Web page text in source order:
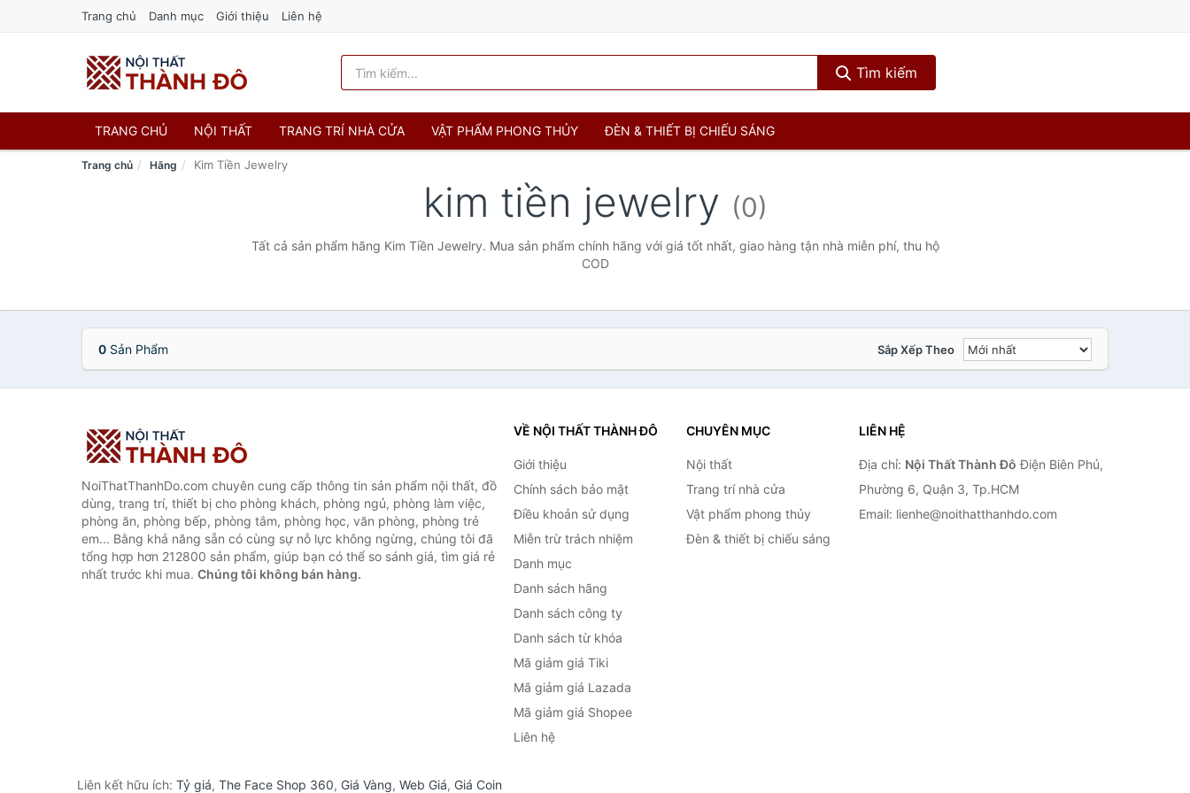
Trang chủ Danh mục Giới thiệu Liên hệ
Tìm kiếm
TRANG CHỦ NỘI THẤT TRANG TRÍ NHÀ CỬA VẬT PHẨM PHONG THỦY ĐÈN & THIẾT BỊ CHIẾU SÁNG
Trang chủ Hãng Kim Tiền Jewelry
kim tiền jewelry (0)
Tất cả sản phẩm hãng Kim Tiền Jewelry. Mua sản phẩm chính hãng với giá tốt nhất, giao hàng tận nhà miễn phí, thu hộ
COD
0 Sản Phẩm Sắp Xếp Theo
NoiThatThanhDo.com chuyên cung cấp thông tin sản phẩm nội thất, đồ
dùng, trang trí, thiết bị cho phòng khách, phòng ngủ, phòng làm việc,
phòng ăn, phòng bếp, phòng tắm, phòng học, văn phòng, phòng trẻ
em... Bằng khả năng sẵn có cùng sự nỗ lực không ngừng, chúng tôi đã
tổng hợp hơn 212800 sản phẩm, giúp bạn có thể so sánh giá, tìm giá rẻ
nhất trước khi mua. Chúng tôi không bán hàng.
VỀ NỘI THẤT THÀNH ĐÔ
Giới thiệu
Chính sách bảo mật
Điều khoản sử dụng
Miễn trừ trách nhiệm
Danh mục
Danh sách hãng
Danh sách công ty
Danh sách từ khóa
Mã giảm giá Tiki
Mã giảm giá Lazada
Mã giảm giá Shopee
Liên hệ
CHUYÊN MỤC
Nội thất
Trang trí nhà cửa
Vật phẩm phong thủy
Đèn & thiết bị chiếu sáng
LIÊN HỆ
Địa chỉ: Nội Thất Thành Đô Điện Biên Phủ,
Phường 6, Quận 3, Tp.HCM
Email: lienhe@noithatthanhdo.com
Liên kết hữu ích: Tỷ giá, The Face Shop 360, Giá Vàng, Web Giá, Giá Coin